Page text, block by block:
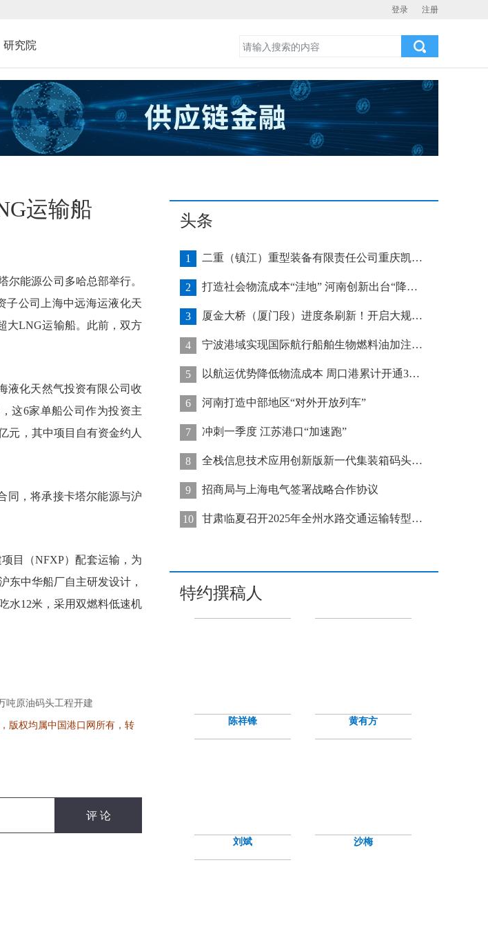
登录 注册
研究院
运输船
尔能源公司多哈总部举行。
子公司上海中远海运液化天
大LNG运输船。此前，双方
液化天然气投资有限公司收
这6家单船公司作为投资主
元，其中项目自有资金约人
同，将承接卡塔尔能源与沪
目（NFXP）配套运输，为
东中华船厂自主研发设计，
水12米，采用双燃料低速机
吨原油码头工程开建
版权均属中国港口网所有，转
头条
1 二重（镇江）重型装备有限责任公司重庆凯瑞项目发运助力海上风电产业发展
2 打造社会物流成本“洼地” 河南创新出台“降本16条”
3 厦金大桥（厦门段）进度条刷新！开启大规模桥梁装配化施工新阶段
4 宁波港域实现国际航行船舶生物燃料油加注“零突破”
5 以航运优势降低物流成本 周口港累计开通32条集装箱航线
6 河南打造中部地区“对外开放列车”
7 冲刺一季度 江苏港口“加速跑”
8 全栈信息技术应用创新版新一代集装箱码头管控系统在天津港上线运行
9 招商局与上海电气签署战略合作协议
10 甘肃临夏召开2025年全州水路交通运输转型发展推进会
特约撰稿人
陈祥锋 黄有方
刘斌 沙梅